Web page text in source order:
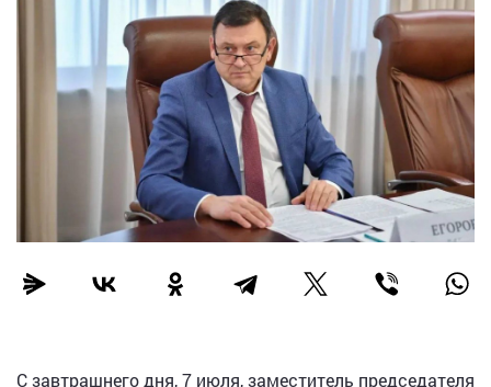
С завтрашнего дня, 7 июля, заместитель председателя